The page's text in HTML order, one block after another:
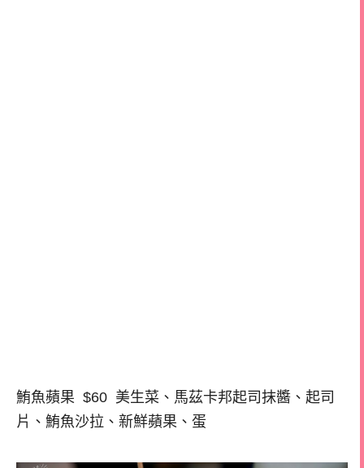
鮪魚蘋果 $60 美生菜、馬茲卡邦起司抹醬、起司
片、鮪魚沙拉、新鮮蘋果、蛋